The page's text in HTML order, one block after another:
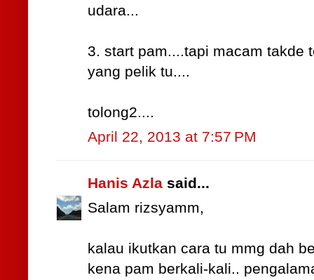
udara...
3. start pam....tapi macam takde
yang pelik tu....
tolong2....
April 22, 2013 at 7:57 PM
Hanis Azla said...
Salam rizsyamm,
kalau ikutkan cara tu mmg dah
kena pam berkali-kali..